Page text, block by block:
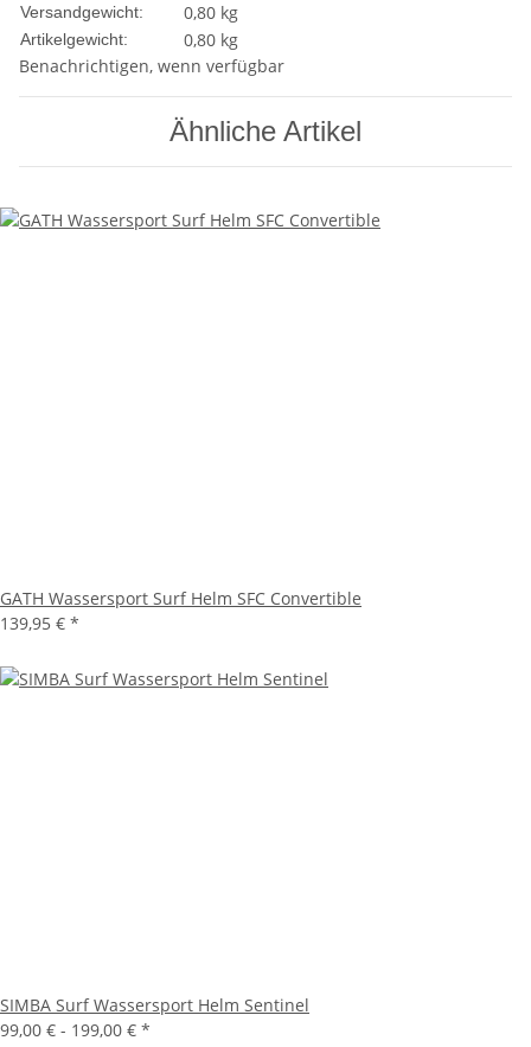
Versandgewicht:
0,80 kg
Artikelgewicht: 0,80 kg
Benachrichtigen, wenn verfügbar
Ähnliche Artikel
GATH Wassersport Surf Helm SFC Convertible
139,95 € *
SIMBA Surf Wassersport Helm Sentinel
99,00 € - 199,00 € *